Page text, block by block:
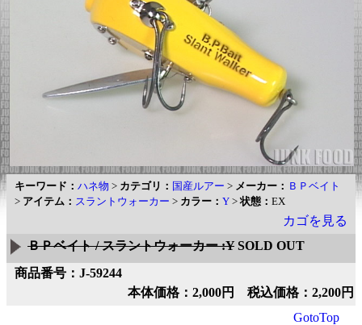
キーワード： ハネ物 > カテゴリ： 国産ルアー > メーカー： ＢＰベイト
> アイテム： スラントウォーカー > カラー： Y >状態： EX
カゴを見る
ＢＰベイト / スラントウォーカー :YSOLD OUT
商品番号：J-59244
本体価格：2,000円 税込価格：2,200円
GotoTop